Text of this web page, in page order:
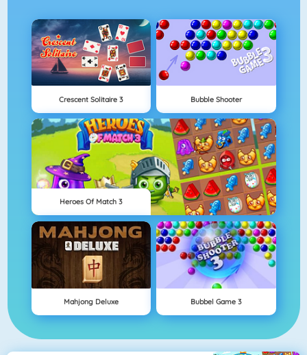
Crescent Solitaire 3 Bubble Shooter
Heroes Of Match 3
Mahjong Deluxe Bubbel Game 3